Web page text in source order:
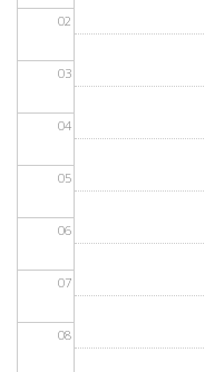
02
03
04
05
06
07
08